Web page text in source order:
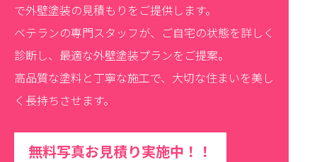
で外壁塗装の見積もりをご提供します。
ベテランの専門スタッフが、ご自宅の状態を詳しく
診断し、最適な外壁塗装プランをご提案。
高品質な塗料と丁寧な施工で、大切な住まいを美し
く長持ちさせます。
無料写真お見積り実施中！！